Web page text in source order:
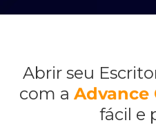
Abrir seu
com a Advance
fácil e